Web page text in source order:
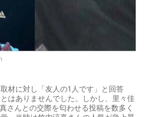
材に対し「友人の1人です」と回答
はありませんでした。しかし、里々佳
さんとの交際を匂わせる投稿を数多く